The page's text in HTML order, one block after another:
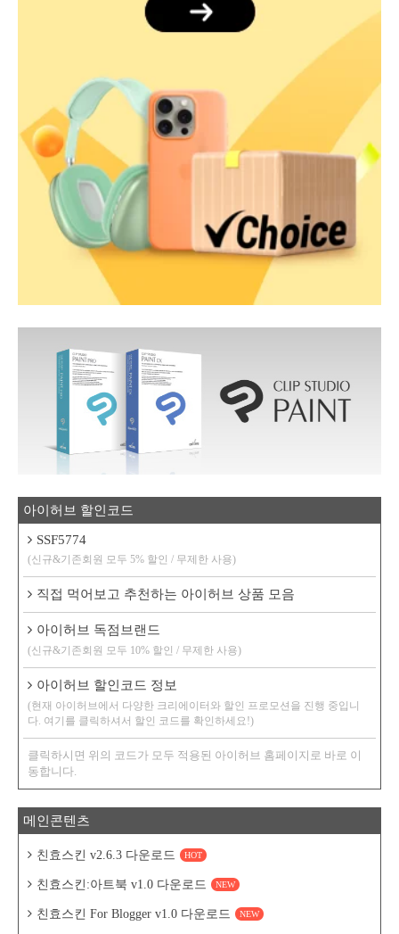
아이허브 할인코드
SSF5774
(신규&기존회원 모두 5% 할인 / 무제한 사용)
직접 먹어보고 추천하는 아이허브 상품 모음
아이허브 독점브랜드
(신규&기존회원 모두 10% 할인 / 무제한 사용)
아이허브 할인코드 정보
(현재 아이허브에서 다양한 크리에이터와 할인 프로모션을 진행 중입니
다. 여기를 클릭하셔서 할인 코드를 확인하세요!)
클릭하시면 위의 코드가 모두 적용된 아이허브 홈페이지로 바로 이
동합니다.
메인콘텐츠
친효스킨 v2.6.3 다운로드 HOT
친효스킨:아트북 v1.0 다운로드 NEW
친효스킨 For Blogger v1.0 다운로드 NEW